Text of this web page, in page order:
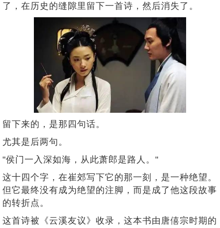
了，在历史的缝隙里留下一首诗，然后消失了。
留下来的，是那四句话。
尤其是后两句。
"侯门一入深如海，从此萧郎是路人。"
这十四个字，在崔郊写下它的那一刻，是一种绝望。
但它最终没有成为绝望的注脚，而是成了他这段故事
的转折点。
这首诗被《云溪友议》收录，这本书由唐僖宗时期的